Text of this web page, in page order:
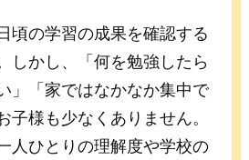
頃の学習の成果を確認する
しかし、「何を勉強したら
」「家ではなかなか集中で
子様も少なくありません。
人ひとりの理解度や学校の